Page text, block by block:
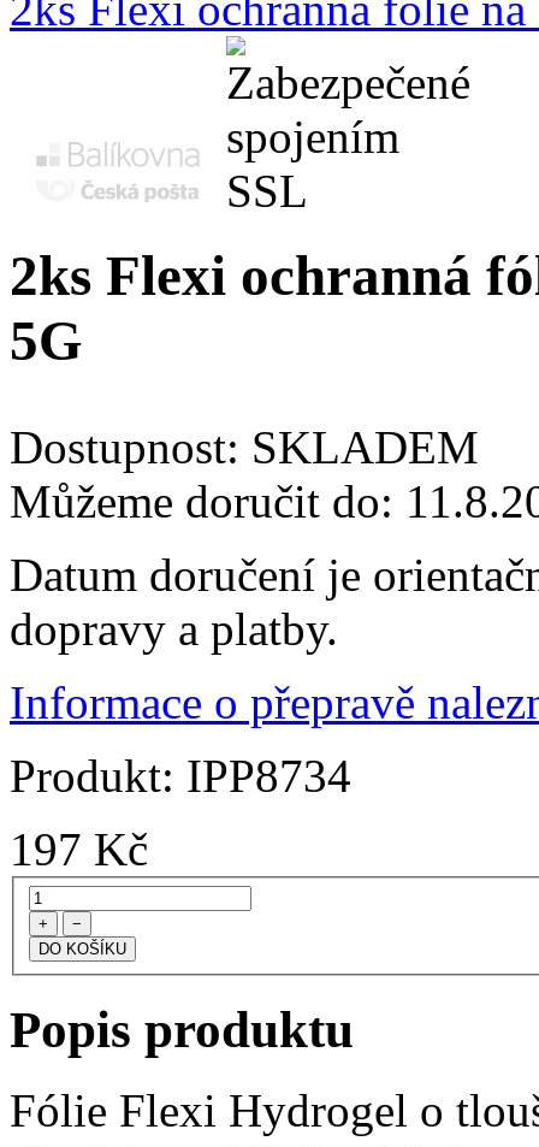
2ks Flexi ochranná
5G
Dostupnost: SKLADEM
Můžeme doručit do:
Datum doručení je
dopravy a platby.
Informace o přepravě
Produkt: IPP8734
197 Kč
+ −
Popis produktu
Fólie Flexi Hydrogel o